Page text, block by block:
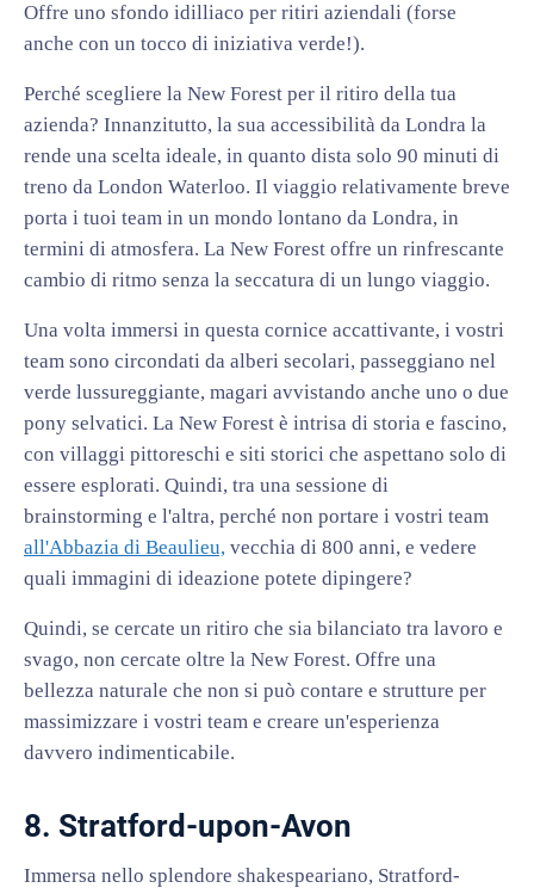
Offre uno sfondo idilliaco per ritiri aziendali (forse
anche con un tocco di iniziativa verde!).
Perché scegliere la New Forest per il ritiro della tua
azienda? Innanzitutto, la sua accessibilità da Londra la
rende una scelta ideale, in quanto dista solo 90 minuti di
treno da London Waterloo. Il viaggio relativamente breve
porta i tuoi team in un mondo lontano da Londra, in
termini di atmosfera. La New Forest offre un rinfrescante
cambio di ritmo senza la seccatura di un lungo viaggio.
Una volta immersi in questa cornice accattivante, i vostri
team sono circondati da alberi secolari, passeggiano nel
verde lussureggiante, magari avvistando anche uno o due
pony selvatici. La New Forest è intrisa di storia e fascino,
con villaggi pittoreschi e siti storici che aspettano solo di
essere esplorati. Quindi, tra una sessione di
brainstorming e l'altra, perché non portare i vostri team
all'Abbazia di Beaulieu, vecchia di 800 anni, e vedere
quali immagini di ideazione potete dipingere?
Quindi, se cercate un ritiro che sia bilanciato tra lavoro e
svago, non cercate oltre la New Forest. Offre una
bellezza naturale che non si può contare e strutture per
massimizzare i vostri team e creare un'esperienza
davvero indimenticabile.
8. Stratford-upon-Avon
Immersa nello splendore shakespeariano, Stratford-